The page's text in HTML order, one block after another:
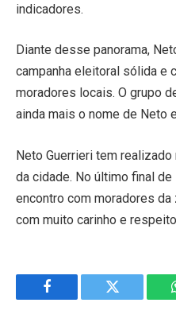
indicadores.
Diante desse panorama,
campanha eleitoral sólida e
moradores locais. O grupo
ainda mais o nome de Neto
Neto Guerrieri tem
da cidade. No último final
encontro com moradores
com muito carinho e
Facebook Twitter